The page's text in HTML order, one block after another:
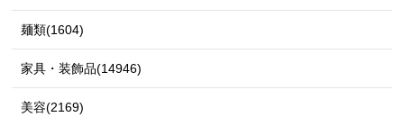
麺類(1604)
家具・装飾品(14946)
美容(2169)